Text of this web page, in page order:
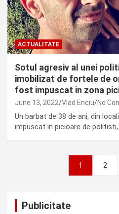
ACTUALITATE
Sotul agresiv al unei
imobilizat de fortele de
fost impuscat in zona
June 13, 2022 Vlad Enciu No
Un barbat de 38 de ani, din
impuscat in picioare de
1 2
Publicitate